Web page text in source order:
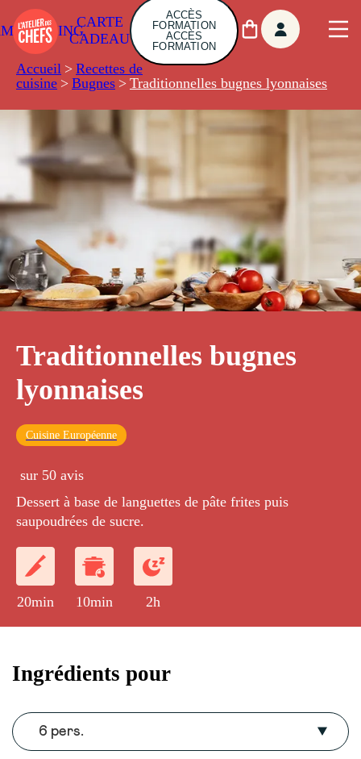
CARTE
CADEAU
ACCÈS
FORMATION
ACCÈS
FORMATION
Accueil > Recettes de
cuisine > Bugnes > Traditionnelles bugnes lyonnaises
Traditionnelles bugnes
lyonnaises
Cuisine Européenne
sur 50 avis
Dessert à base de languettes de pâte frites puis
saupoudrées de sucre.
20min 10min 2h
Ingrédients pour
6 pers.